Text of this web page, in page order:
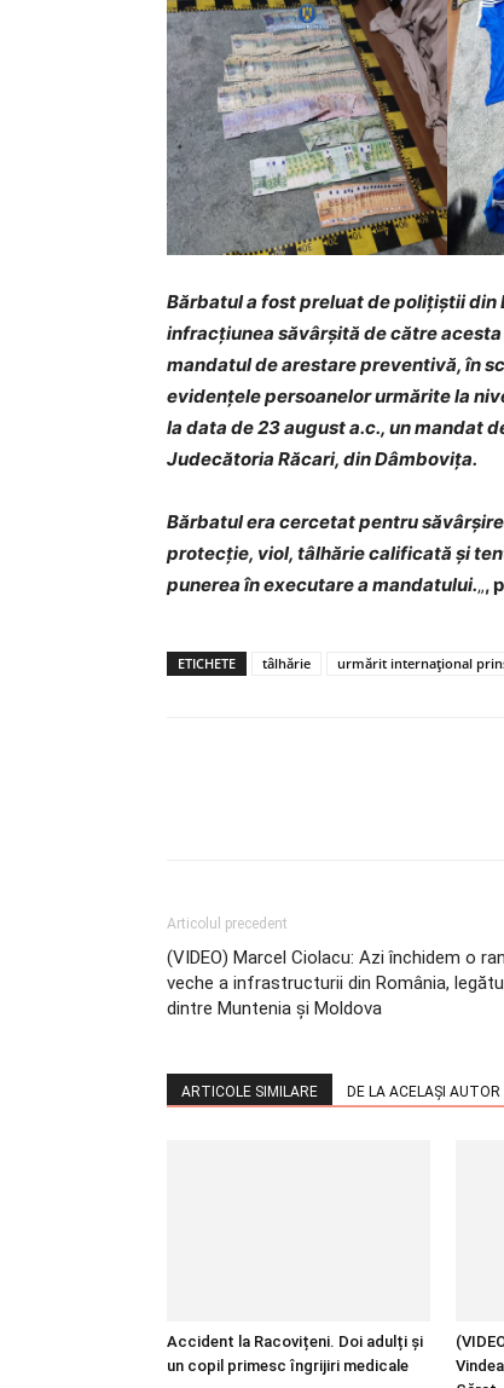
Bărbatul a fost preluat de polițiștii din
infracțiunea săvârșită de către
mandatul de arestare preventivă, în
evidențele persoanelor urmărite la
la data de 23 august a.c., un mandat
Judecătoria Răcari, din Dâmbovița.
Bărbatul era cercetat pentru
protecție, viol, tâlhărie calificată și
punerea în executare a mandatului.„,
ETICHETE tâlhărie urmărit internațional
Articolul precedent
(VIDEO) Marcel Ciolacu: Azi închidem o
veche a infrastructurii din România,
dintre Muntenia și Moldova
ARTICOLE SIMILARE DE LA ACELAȘI AUTOR
Accident la Racovițeni. Doi adulți și
un copil primesc îngrijiri medicale